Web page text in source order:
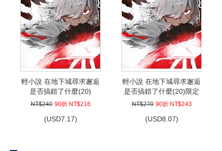
輕小說 在地下城尋求邂逅
是否搞錯了什麼(20)
NT$240 90折 NT$216
(USD7.17)
輕小說 在地下城尋求邂逅
是否搞錯了什麼(20)限定
版
NT$270 90折 NT$243
(USD8.07)